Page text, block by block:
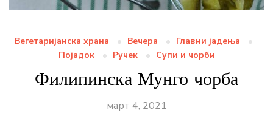
Вегетаријанска храна Вечера
Главни јадења
Појадок
Ручек Супи и чорби
Филипинска Мунго чорба
март 4, 2021